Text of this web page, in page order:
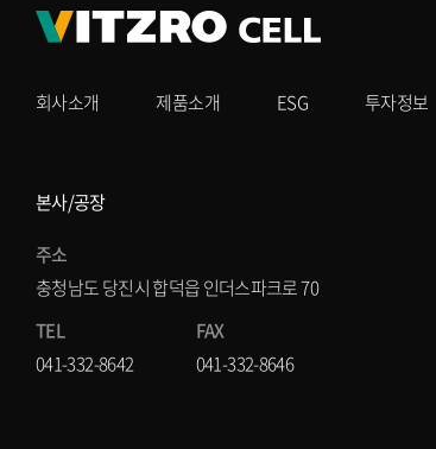
회사소개 제품소개 ESG 투자정보
본사/공장
주소
충청남도 당진시 합덕읍 인더스파크로 70
TEL
041-332-8642
FAX
041-332-8646